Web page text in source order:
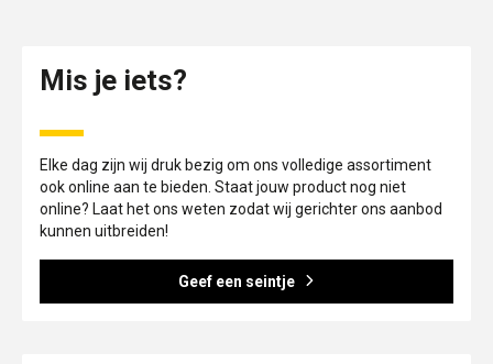
Mis je iets?
Elke dag zijn wij druk bezig om ons volledige assortiment
ook online aan te bieden. Staat jouw product nog niet
online? Laat het ons weten zodat wij gerichter ons aanbod
kunnen uitbreiden!
Geef een seintje